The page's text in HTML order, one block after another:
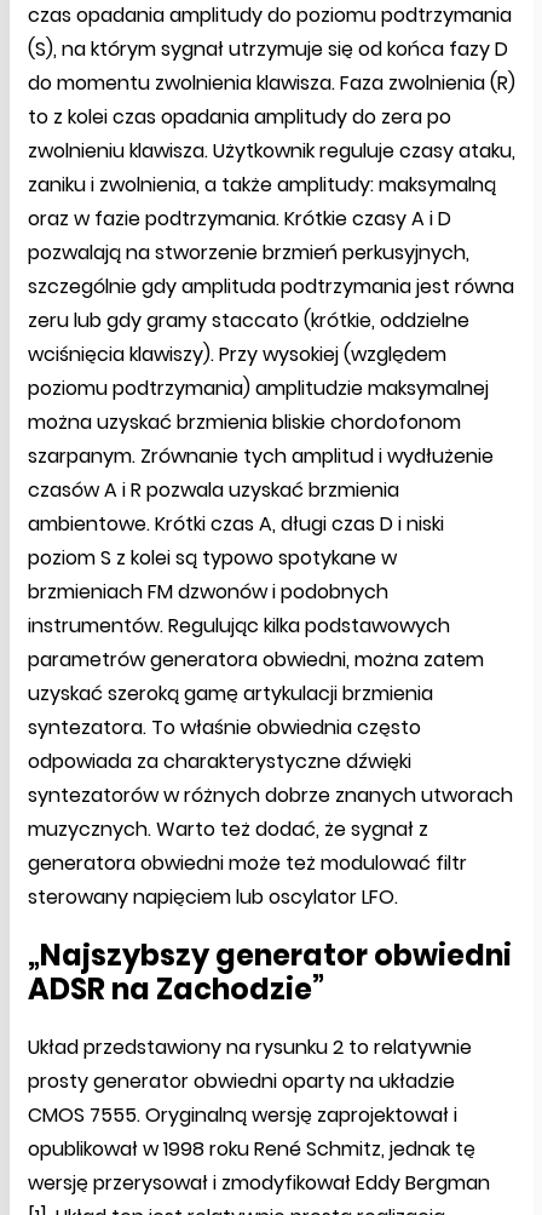
czas opadania amplitudy do poziomu podtrzymania
(S), na którym sygnał utrzymuje się od końca fazy D
do momentu zwolnienia klawisza. Faza zwolnienia (R)
to z kolei czas opadania amplitudy do zera po
zwolnieniu klawisza. Użytkownik reguluje czasy ataku,
zaniku i zwolnienia, a także amplitudy: maksymalną
oraz w fazie podtrzymania. Krótkie czasy A i D
pozwalają na stworzenie brzmień perkusyjnych,
szczególnie gdy amplituda podtrzymania jest równa
zeru lub gdy gramy staccato (krótkie, oddzielne
wciśnięcia klawiszy). Przy wysokiej (względem
poziomu podtrzymania) amplitudzie maksymalnej
można uzyskać brzmienia bliskie chordofonom
szarpanym. Zrównanie tych amplitud i wydłużenie
czasów A i R pozwala uzyskać brzmienia
ambientowe. Krótki czas A, długi czas D i niski
poziom S z kolei są typowo spotykane w
brzmieniach FM dzwonów i podobnych
instrumentów. Regulując kilka podstawowych
parametrów generatora obwiedni, można zatem
uzyskać szeroką gamę artykulacji brzmienia
syntezatora. To właśnie obwiednia często
odpowiada za charakterystyczne dźwięki
syntezatorów w różnych dobrze znanych utworach
muzycznych. Warto też dodać, że sygnał z
generatora obwiedni może też modulować filtr
sterowany napięciem lub oscylator LFO.
„Najszybszy generator obwiedni
ADSR na Zachodzie”
Układ przedstawiony na rysunku 2 to relatywnie
prosty generator obwiedni oparty na układzie
CMOS 7555. Oryginalną wersję zaprojektował i
opublikował w 1998 roku René Schmitz, jednak tę
wersję przerysował i zmodyfikował Eddy Bergman